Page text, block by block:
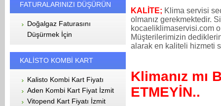
FATURALARINIZI DÜŞÜRÜN
Doğalgaz Faturasını
Düşürmek İçin
KALİSTO KOMBİ KART
Kalisto Kombi Kart Fiyatı
Aden Kombi Kart Fiyat İzmit
Vitopend Kart Fiyatı İzmit
KALİTE; Klima servisi
olmanız gerekmektedir.
kocaeliklimaservisi.com
Müşterilerimizin
alarak en kaliteli hizmeti
Klimanız mı
ETMEYİN..